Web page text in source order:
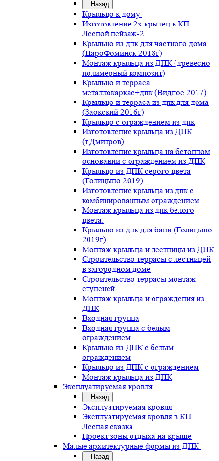
Назад
Крыльцо к дому
Изготовление 2х крылец в КП
Лесной пейзаж-2
Крыльцо из дпк для частного дома
(НароФоминск 2018г)
Монтаж крыльца из ДПК (древесно
полимерный композит)
Крыльцо и терраса
металлокаркас+дпк (Видное 2017)
Крыльцо и терраса из дпк для дома
(Заокский 2016г)
Крыльцо с ограждением из дпк
Изготовление крыльца из ДПК
(г.Дмитров)
Изготовление крыльца на бетонном
основании с ограждением из ДПК
Крыльцо из ДПК серого цвета
(Голицыно 2019)
Изготовление крыльца из дпк с
комбинированным ограждением.
Монтаж крыльца из дпк белого
цвета.
Крыльцо из дпк для бани (Голицыно
2019г)
Монтаж крыльца и лестницы из ДПК
Строительство террасы с лестницей
в загородном доме
Строительство террасы монтаж
ступеней
Монтаж крыльца и ограждения из
ДПК
Входная группа
Входная группа с белым
ограждением
Крыльцо из ДПК с белым
ограждением
Крыльцо из ДПК с ограждением
Монтаж крыльца из ДПК
Эксплуатируемая кровля
Назад
Эксплуатируемая кровля
Эксплуатируемая кровля в КП
Лесная сказка
Проект зоны отдыха на крыше
Малые архитектурные формы из ДПК
Назад